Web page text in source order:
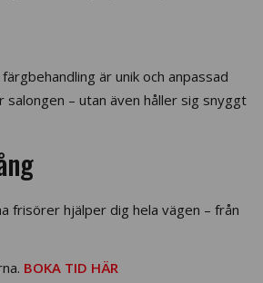
är unik och anpassad
– utan även håller sig snyggt
frisörer hjälper dig hela vägen – från
BOKA TID HÄR